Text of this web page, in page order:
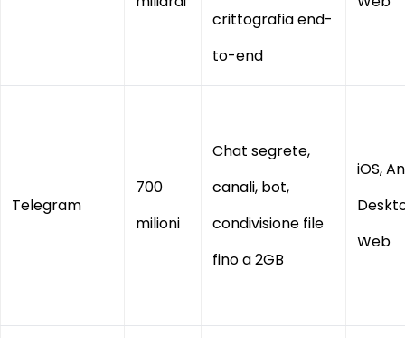
crittografia end-
to-end
Telegram
700
milioni
Chat segrete,
canali, bot,
condivisione file
fino a 2GB
iOS,
Web